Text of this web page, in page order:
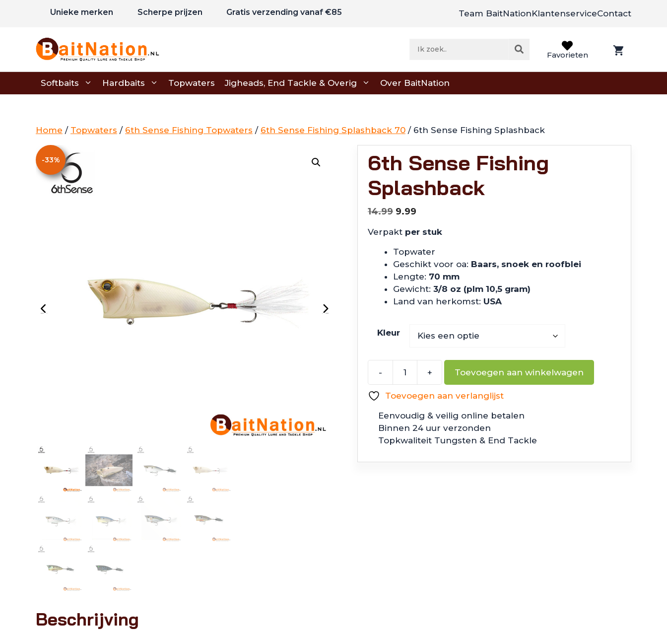
Unieke merken Scherpe prijzen Gratis verzending vanaf €85 Team BaitNationKlantenserviceContact
Favorieten
Softbaits Hardbaits Topwaters Jigheads, End Tackle & Overig Over BaitNation
Home / Topwaters / 6th Sense Fishing Topwaters / 6th Sense Fishing Splashback 70 / 6th Sense Fishing Splashback
-33%
6th Sense Fishing
Splashback
14.99 Oorspronkelijke
was:
€14.99.
9.99
is:
€9.99.
Verpakt per stuk
Topwater
Geschikt voor oa: Baars, snoek en roofblei
Lengte: 70 mm
Gewicht: 3/8 oz (plm 10,5 gram)
Land van herkomst: USA
Kleur
-
Sense
Fishing
Splashback
aantal
+ Toevoegen aan winkelwagen
Toevoegen aan verlanglijst
Eenvoudig & veilig online betalen
Binnen 24 uur verzonden
Topkwaliteit Tungsten & End Tackle
Beschrijving